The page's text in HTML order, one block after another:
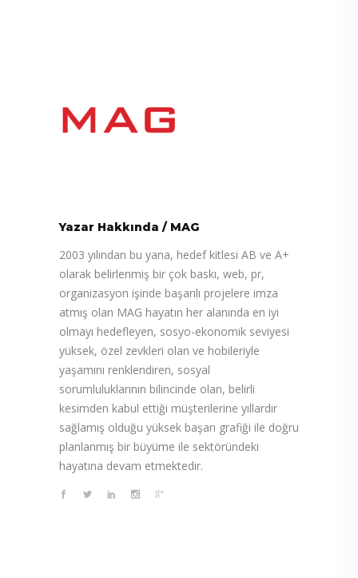
Yazar Hakkında / MAG
2003 yılından bu yana, hedef kitlesi AB ve A+
olarak belirlenmiş bir çok baskı, web, pr,
organizasyon işinde başarılı projelere imza
atmış olan MAG hayatın her alanında en iyi
olmayı hedefleyen, sosyo-ekonomik seviyesi
yüksek, özel zevkleri olan ve hobileriyle
yaşamını renklendiren, sosyal
sorumluluklarının bilincinde olan, belirli
kesimden kabul ettiği müşterilerine yıllardır
sağlamış olduğu yüksek başarı grafiği ile doğru
planlanmış bir büyüme ile sektöründeki
hayatına devam etmektedir.